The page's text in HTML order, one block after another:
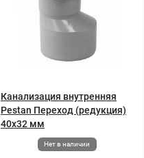
Канализация внутренняя
Pestan Переход (редукция)
40x32 мм
Нет в наличии